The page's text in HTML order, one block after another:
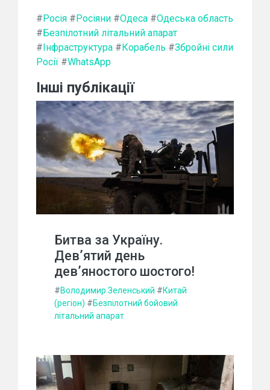
#Росія #Росіяни #Одеса #Одеська область
#Безпілотний літальний апарат
#Інфраструктура #Корабель #Збройні сили
Росії #WhatsApp
Інші публікації
Битва за Україну.
Дев’ятий день
дев’яностого шостого!
#Володимир Зеленський #Китай
(регіон) #Безпілотний бойовий
літальний апарат